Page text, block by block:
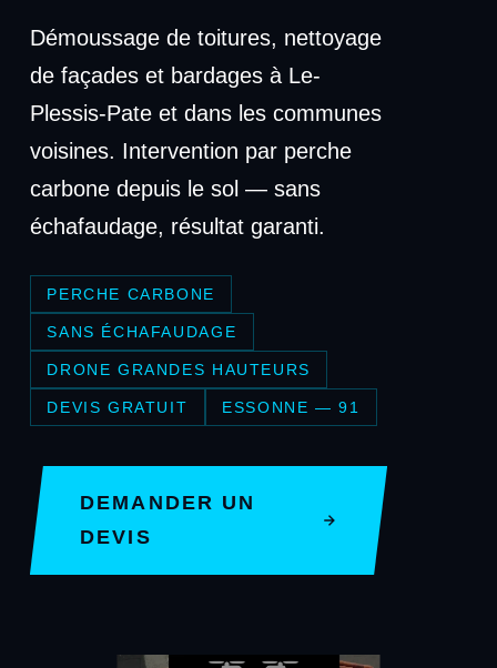
Démoussage de toitures, nettoyage
de façades et bardages à Le-
Plessis-Pate et dans les communes
voisines. Intervention par perche
carbone depuis le sol — sans
échafaudage, résultat garanti.
PERCHE CARBONE
SANS ÉCHAFAUDAGE
DRONE GRANDES HAUTEURS
DEVIS GRATUIT ESSONNE — 91
DEMANDER UN
DEVIS